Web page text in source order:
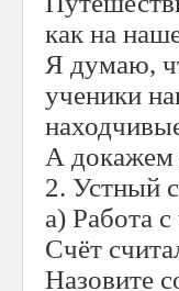
как на
Я думаю,
ученики
А докажем
2. Устный
а) Работа
Счёт
Назовите